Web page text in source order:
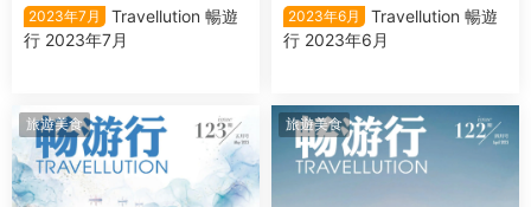
2023年7月
Travellution 暢遊
行 2023年7月
2023年6月
Travellution 暢遊
行 2023年6月
旅遊美食 旅遊美食